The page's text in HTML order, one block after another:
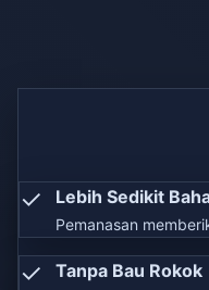
✓ Lebih Sedikit
Pemanasan
✓ Tanpa Bau Rokok